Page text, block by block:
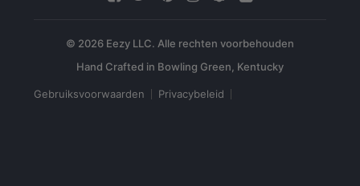
© 2026 Eezy LLC. Alle rechten voorbehouden
Gebruiksvoorwaarden Privacybeleid